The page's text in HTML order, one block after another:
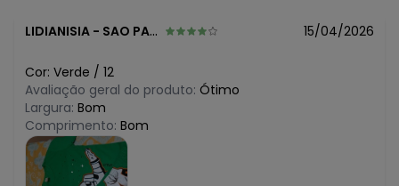
LIDIANISIA - SAO PAULO - SP 15/04/2026
Cor: Verde / 12
Avaliação geral do produto: Ótimo
Largura: Bom
Comprimento: Bom